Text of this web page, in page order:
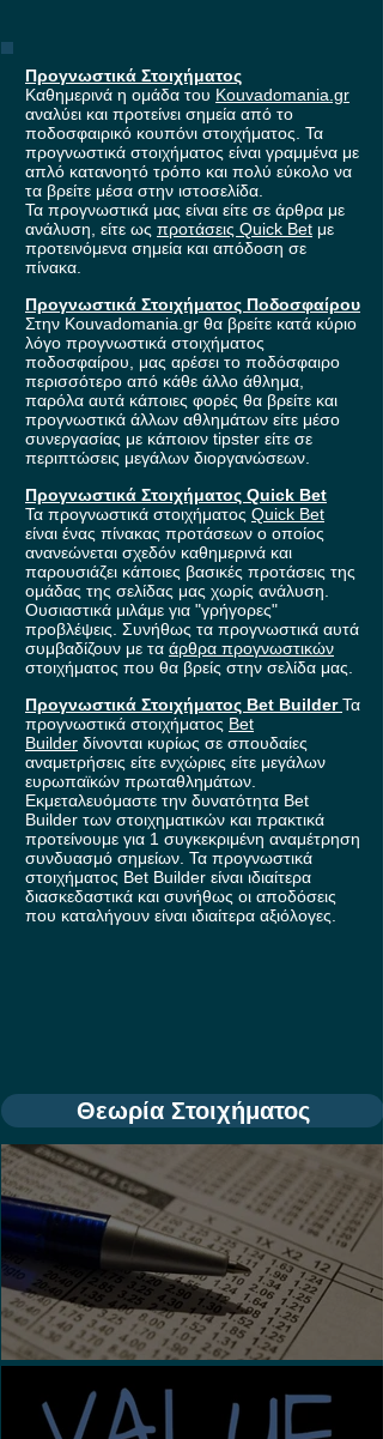
Προγνωστικά Στοιχήματος
Καθημερινά η ομάδα του Kouvadomania.gr
αναλύει και προτείνει σημεία από το
ποδοσφαιρικό κουπόνι στοιχήματος. Τα
προγνωστικά στοιχήματος είναι γραμμένα με
απλό κατανοητό τρόπο και πολύ εύκολο να
τα βρείτε μέσα στην ιστοσελίδα.
Τα προγνωστικά μας είναι είτε σε άρθρα με
ανάλυση, είτε ως προτάσεις Quick Bet με
προτεινόμενα σημεία και απόδοση σε
πίνακα.
Προγνωστικά Στοιχήματος Ποδοσφαίρου
Στην Kouvadomania.gr θα βρείτε κατά κύριο
λόγο προγνωστικά στοιχήματος
ποδοσφαίρου, μας αρέσει το ποδόσφαιρο
περισσότερο από κάθε άλλο άθλημα,
παρόλα αυτά κάποιες φορές θα βρείτε και
προγνωστικά άλλων αθλημάτων είτε μέσο
συνεργασίας με κάποιον tipster είτε σε
περιπτώσεις μεγάλων διοργανώσεων.
Προγνωστικά Στοιχήματος Quick Bet
Τα προγνωστικά στοιχήματος Quick Bet
είναι ένας πίνακας προτάσεων ο οποίος
ανανεώνεται σχεδόν καθημερινά και
παρουσιάζει κάποιες βασικές προτάσεις της
ομάδας της σελίδας μας χωρίς ανάλυση.
Ουσιαστικά μιλάμε για "γρήγορες"
προβλέψεις. Συνήθως τα προγνωστικά αυτά
συμβαδίζουν με τα άρθρα προγνωστικών
στοιχήματος που θα βρείς στην σελίδα μας.
Προγνωστικά Στοιχήματος Bet BuilderΤα
προγνωστικά στοιχήματος Bet
Builder δίνονται κυρίως σε σπουδαίες
αναμετρήσεις είτε ενχώριες είτε μεγάλων
ευρωπαϊκών πρωταθλημάτων.
Εκμεταλευόμαστε την δυνατότητα Bet
Builder των στοιχηματικών και πρακτικά
προτείνουμε για 1 συγκεκριμένη αναμέτρηση
συνδυασμό σημείων. Τα προγνωστικά
στοιχήματος Bet Builder είναι ιδιαίτερα
διασκεδαστικά και συνήθως οι αποδόσεις
που καταλήγουν είναι ιδιαίτερα αξιόλογες.
Θεωρία Στοιχήματος
Τι είναι τα Ασιατικά Χάντικαπ;